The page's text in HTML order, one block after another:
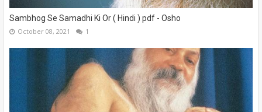
Sambhog Se Samadhi Ki Or ( Hindi ) pdf - Osho
October 08, 2021 1